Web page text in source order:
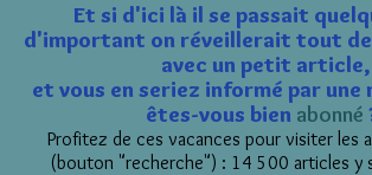
Et si d'ici là il se passait
d'important on réveillerait tout de
avec un petit article,
et vous en seriez informé par
êtes-vous bien abonné
Profitez de ces vacances pour visiter les
(bouton "recherche") : 14 500 articles y